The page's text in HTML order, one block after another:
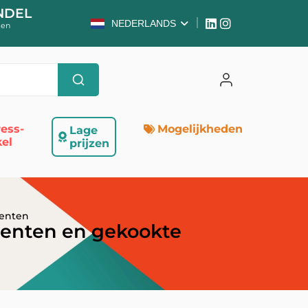
NEDERLANDS
Lage
prijzen
Mogelijkheden
en gekookte